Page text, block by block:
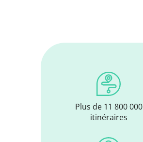
Plus de 11 800 000
itinéraires